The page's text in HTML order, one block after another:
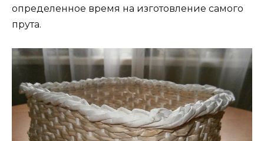
определенное время на изготовление самого
прута.